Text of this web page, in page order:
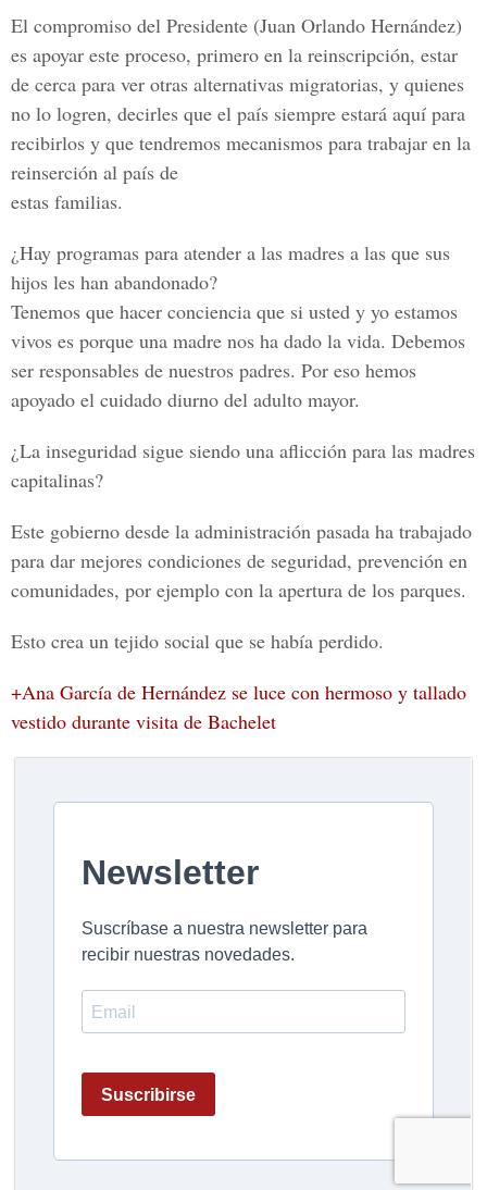
El compromiso del Presidente (Juan Orlando Hernández)
es apoyar este proceso, primero en la reinscripción, estar
de cerca para ver otras alternativas migratorias, y quienes
no lo logren, decirles que el país siempre estará aquí para
recibirlos y que tendremos mecanismos para trabajar en la
reinserción al país de
estas familias.
¿Hay programas para atender a las madres a las que sus
hijos les han abandonado?
Tenemos que hacer conciencia que si usted y yo estamos
vivos es porque una madre nos ha dado la vida. Debemos
ser responsables de nuestros padres. Por eso hemos
apoyado el cuidado diurno del adulto mayor.
¿La inseguridad sigue siendo una aflicción para las madres
capitalinas?
Este gobierno desde la administración pasada ha trabajado
para dar mejores condiciones de seguridad, prevención en
comunidades, por ejemplo con la apertura de los parques.
Esto crea un tejido social que se había perdido.
+Ana García de Hernández se luce con hermoso y tallado
vestido durante visita de Bachelet